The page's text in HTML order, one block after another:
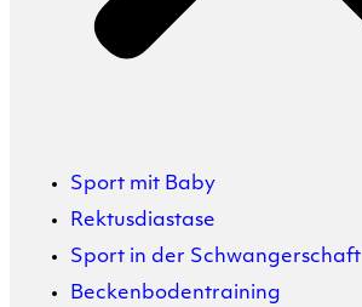
Sport mit Baby
Rektusdiastase
Sport in der Schwangerschaft
Beckenbodentraining